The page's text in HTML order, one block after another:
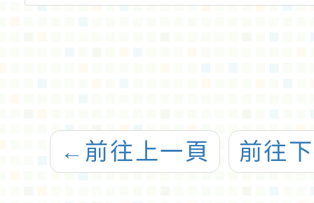
← 前往上一頁 前往